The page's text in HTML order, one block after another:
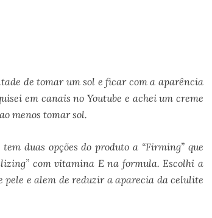
de tomar um sol e ficar com a aparência
em canais no Youtube e achei um creme
menos tomar sol.
duas opções do produto a “Firming” que
com vitamina E na formula. Escolhi a
e alem de reduzir a aparecia da celulite